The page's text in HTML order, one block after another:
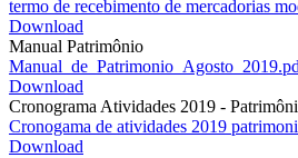
termo de recebimento de mercadorias
Download
Manual Patrimônio
Download
Cronograma Atividades 2019 -
Cronogama de atividades 2019
Download